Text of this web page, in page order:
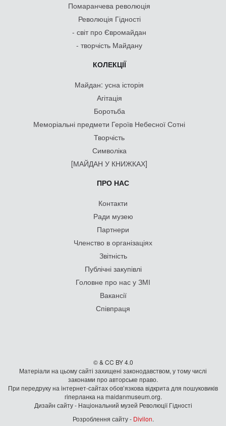
Помаранчева революція
Революція Гідності
- світ про Євромайдан
- творчість Майдану
КОЛЕКЦІЇ
Майдан: усна історія
Агітація
Боротьба
Меморіальні предмети Героїв Небесної Сотні
Творчість
Символіка
[МАЙДАН У КНИЖКАХ]
ПРО НАС
Контакти
Ради музею
Партнери
Членство в організаціях
Звітність
Публічні закупівлі
Головне про нас у ЗМІ
Вакансії
Співпраця
© & CC BY 4.0
Матеріали на цьому сайті захищені законодавством, у тому числі
законами про авторське право.
При передруку на iнтернет-сайтах обов’язкова відкрита для пошуковиків
гiперланка на maidanmuseum.org.
Дизайн сайту - Національний музей Революції Гідності
Розроблення сайту - Divilon.